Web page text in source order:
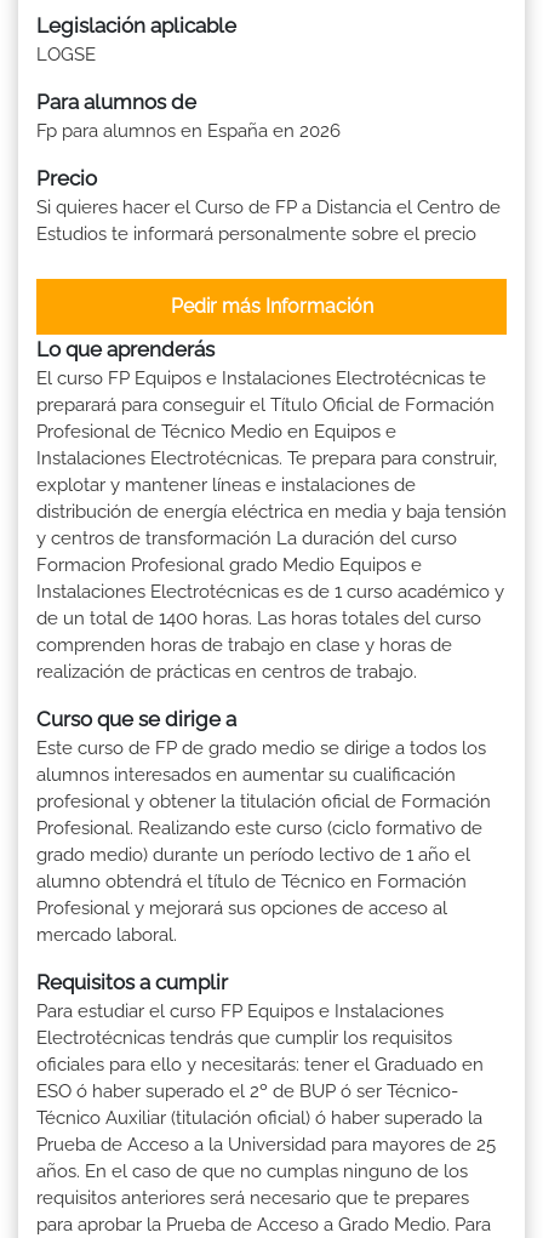
Legislación aplicable
LOGSE
Para alumnos de
Fp para alumnos en España en 2026
Precio
Si quieres hacer el Curso de FP a Distancia el Centro de
Estudios te informará personalmente sobre el precio
Pedir más Información
Lo que aprenderás
El curso FP Equipos e Instalaciones Electrotécnicas te
preparará para conseguir el Título Oficial de Formación
Profesional de Técnico Medio en Equipos e
Instalaciones Electrotécnicas. Te prepara para construir,
explotar y mantener líneas e instalaciones de
distribución de energía eléctrica en media y baja tensión
y centros de transformación La duración del curso
Formacion Profesional grado Medio Equipos e
Instalaciones Electrotécnicas es de 1 curso académico y
de un total de 1400 horas. Las horas totales del curso
comprenden horas de trabajo en clase y horas de
realización de prácticas en centros de trabajo.
Curso que se dirige a
Este curso de FP de grado medio se dirige a todos los
alumnos interesados en aumentar su cualificación
profesional y obtener la titulación oficial de Formación
Profesional. Realizando este curso (ciclo formativo de
grado medio) durante un período lectivo de 1 año el
alumno obtendrá el título de Técnico en Formación
Profesional y mejorará sus opciones de acceso al
mercado laboral.
Requisitos a cumplir
Para estudiar el curso FP Equipos e Instalaciones
Electrotécnicas tendrás que cumplir los requisitos
oficiales para ello y necesitarás: tener el Graduado en
ESO ó haber superado el 2º de BUP ó ser Técnico-
Técnico Auxiliar (titulación oficial) ó haber superado la
Prueba de Acceso a la Universidad para mayores de 25
años. En el caso de que no cumplas ninguno de los
requisitos anteriores será necesario que te prepares
para aprobar la Prueba de Acceso a Grado Medio. Para